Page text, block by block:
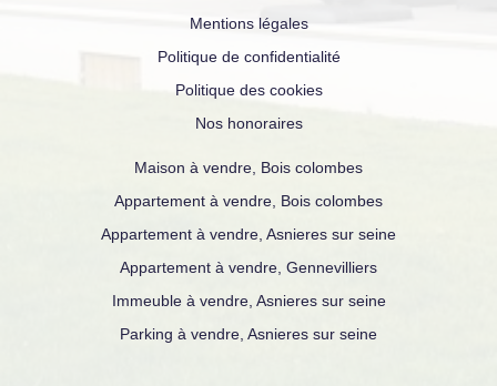
Mentions légales
Politique de confidentialité
Politique des cookies
Nos honoraires
Maison à vendre, Bois colombes
Appartement à vendre, Bois colombes
Appartement à vendre, Asnieres sur seine
Appartement à vendre, Gennevilliers
Immeuble à vendre, Asnieres sur seine
Parking à vendre, Asnieres sur seine